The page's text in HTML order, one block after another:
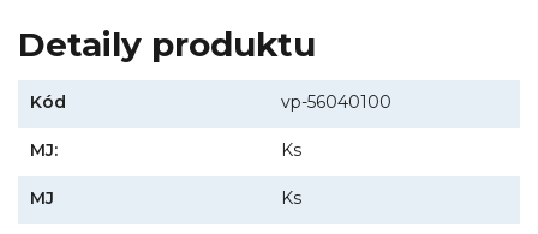
Detaily produktu
Kód vp-56040100
MJ: Ks
MJ Ks